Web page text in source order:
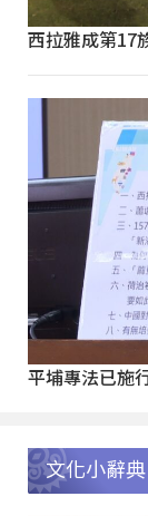
西拉雅成第17
平埔專法已施
文化小辭典